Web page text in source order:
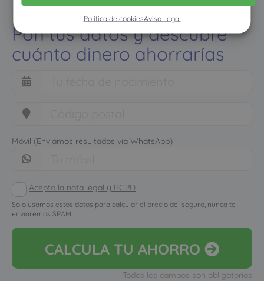
Política de cookiesAviso Legal
Pon tus datos y descubre
cuánto dinero ahorrarías
Móvil (Enviamos resultados vía WhatsApp)
Acepto la nota legal y RGPD
Solo usamos estos datos para calcular el precio del seguro, nunca te
enviaremos SPAM
CALCULA TU AHORRO
Todos los campos son obligatorios